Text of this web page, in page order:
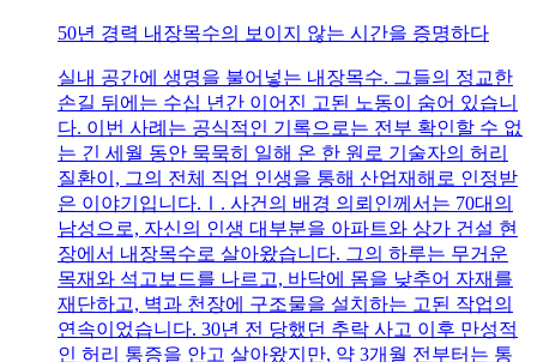
50년 경력 내장목수의 보이지 않는 시간을 증명하다
실내 공간에 생명을 불어넣는 내장목수. 그들의 정교한
손길 뒤에는 수십 년간 이어진 고된 노동이 숨어 있습니
다. 이번 사례는 공식적인 기록으로는 전부 확인할 수 없
는 긴 세월 동안 묵묵히 일해 온 한 원로 기술자의 허리
질환이, 그의 전체 직업 인생을 통해 산업재해로 인정받
은 이야기입니다.Ⅰ. 사건의 배경 의뢰인께서는 70대의
남성으로, 자신의 인생 대부분을 아파트와 상가 건설 현
장에서 내장목수로 살아왔습니다. 그의 하루는 무거운
목재와 석고보드를 나르고, 바닥에 몸을 낮추어 자재를
재단하고, 벽과 천장에 구조물을 설치하는 고된 작업의
연속이었습니다. 30년 전 당했던 추락 사고 이후 만성적
인 허리 통증을 안고 살아왔지만, 약 3개월 전부터는 통